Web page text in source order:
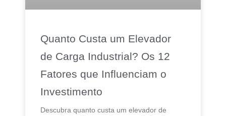
Quanto Custa um Elevador
de Carga Industrial? Os 12
Fatores que Influenciam o
Investimento
Descubra quanto custa um elevador de